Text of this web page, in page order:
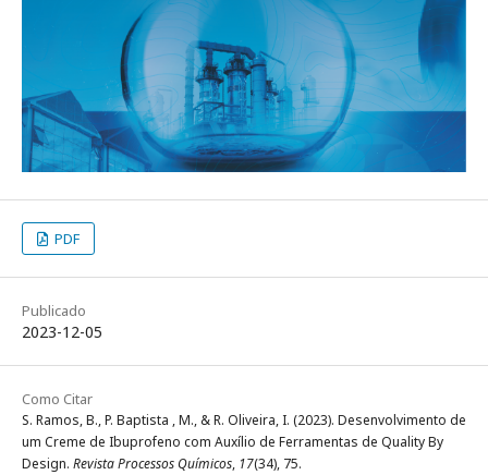
PDF
Publicado
2023-12-05
Como Citar
S. Ramos, B., P. Baptista , M., & R. Oliveira, I. (2023). Desenvolvimento de
um Creme de Ibuprofeno com Auxílio de Ferramentas de Quality By
Design. Revista Processos Químicos, 17(34), 75.